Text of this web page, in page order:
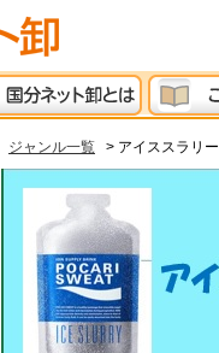
ジャンル一覧 > アイススラリー